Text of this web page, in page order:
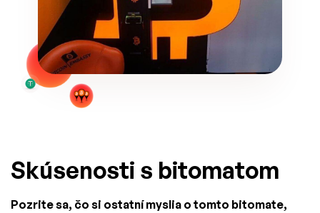
Skúsenosti s bitomatom
Pozrite sa, čo si ostatní myslia o tomto bitomate,